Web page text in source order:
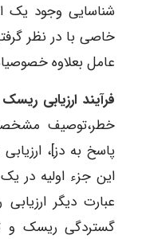
شناسایی وجود یک
خاصی با در نظر
عامل بعلاوه
فرآیند ارزیابی
خطر،توصیف
پاسخ به دز]،
این جزء اولیه در
عبارت دیگر
گستردگی ریسک و